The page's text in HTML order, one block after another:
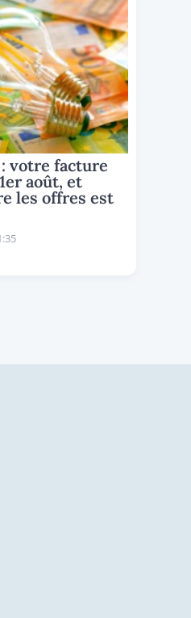
votre facture
août, et
les offres est